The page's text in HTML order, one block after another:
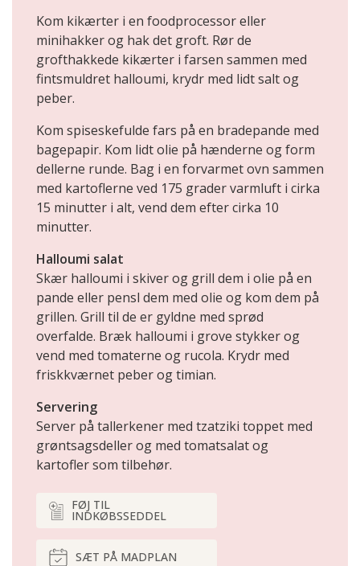
Kom kikærter i en foodprocessor eller
minihakker og hak det groft. Rør de
grofthakkede kikærter i farsen sammen med
fintsmuldret halloumi, krydr med lidt salt og
peber.
Kom spiseskefulde fars på en bradepande med
bagepapir. Kom lidt olie på hænderne og form
dellerne runde. Bag i en forvarmet ovn sammen
med kartoflerne ved 175 grader varmluft i cirka
15 minutter i alt, vend dem efter cirka 10
minutter.
Halloumi salat
Skær halloumi i skiver og grill dem i olie på en
pande eller pensl dem med olie og kom dem på
grillen. Grill til de er gyldne med sprød
overfalde. Bræk halloumi i grove stykker og
vend med tomaterne og rucola. Krydr med
friskkværnet peber og timian.
Servering
Server på tallerkener med tzatziki toppet med
grøntsagsdeller og med tomatsalat og
kartofler som tilbehør.
FØJ TIL
INDKØBSSEDDEL
SÆT PÅ MADPLAN